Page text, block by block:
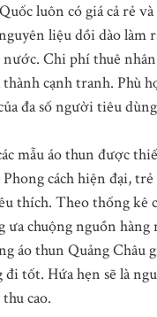
luôn có giá cả rẻ
liệu dồi dào làm
nước. Chi phí thuê
thành cạnh tranh. Phù
đa số người tiêu
mẫu áo thun được
cách hiện đại,
thích. Theo thống kê
ưa chuộng nguồn hàng
áo thun Quảng Châu
đi tốt. Hứa hẹn sẽ là
cao.